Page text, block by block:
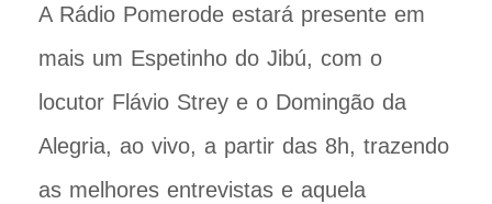
A Rádio Pomerode estará presente em
mais um Espetinho do Jibú, com o
locutor Flávio Strey e o Domingão da
Alegria, ao vivo, a partir das 8h, trazendo
as melhores entrevistas e aquela